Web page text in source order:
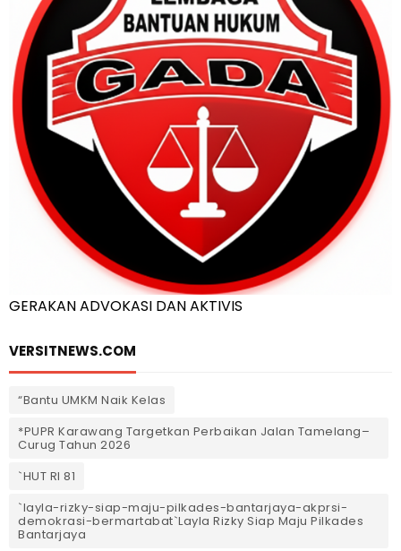
GERAKAN ADVOKASI DAN AKTIVIS
VERSITNEWS.COM
“Bantu UMKM Naik Kelas
*PUPR Karawang Targetkan Perbaikan Jalan Tamelang–
Curug Tahun 2026
`HUT RI 81
`layla-rizky-siap-maju-pilkades-bantarjaya-akprsi-
demokrasi-bermartabat`Layla Rizky Siap Maju Pilkades
Bantarjaya